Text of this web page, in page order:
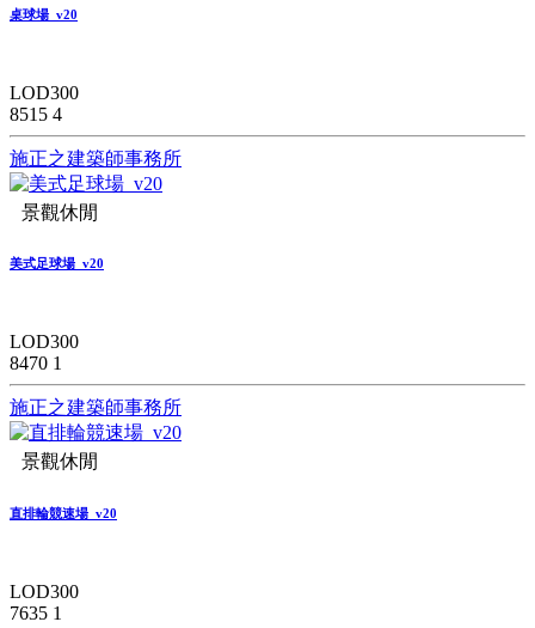
桌球場_v20
LOD300
8515 4
施正之建築師事務所
景觀休閒
美式足球場_v20
LOD300
8470 1
施正之建築師事務所
景觀休閒
直排輪競速場_v20
LOD300
7635 1